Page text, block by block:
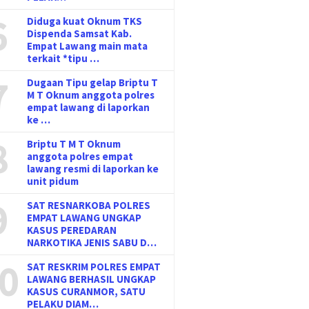
Diduga kuat Oknum TKS
Dispenda Samsat Kab.
Empat Lawang main mata
terkait *tipu …
Dugaan Tipu gelap Briptu T
M T Oknum anggota polres
empat lawang di laporkan
ke …
Briptu T M T Oknum
anggota polres empat
lawang resmi di laporkan ke
unit pidum
SAT RESNARKOBA POLRES
EMPAT LAWANG UNGKAP
KASUS PEREDARAN
NARKOTIKA JENIS SABU D…
SAT RESKRIM POLRES EMPAT
LAWANG BERHASIL UNGKAP
KASUS CURANMOR, SATU
PELAKU DIAM…